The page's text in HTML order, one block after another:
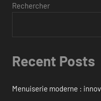
Rechercher
Recent Posts
Menuiserie moderne :